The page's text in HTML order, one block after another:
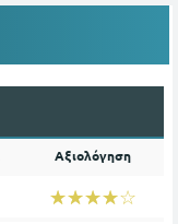
Αξιολόγηση
☆☆☆☆☆
★★★★★